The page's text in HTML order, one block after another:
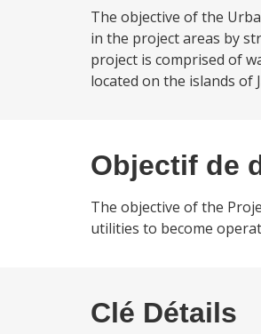
The objective of the
in the project areas by
project is comprised of
located on the islands of
Objectif de
The objective of the
utilities to become
Clé Détails